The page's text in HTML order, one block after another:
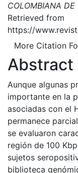
COLOMBIANA DE
Retrieved from
https://
More Citation
Abstract
Aunque algunas
importante en la
asociadas con el
permanece
se evaluaron
región de 100
sujetos
biblioteca